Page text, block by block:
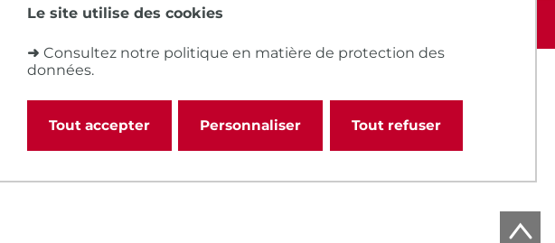
Le site utilise des cookies
➜ Consultez notre politique en matière de protection des
données.
Tout accepter Tout refuser
Personnaliser